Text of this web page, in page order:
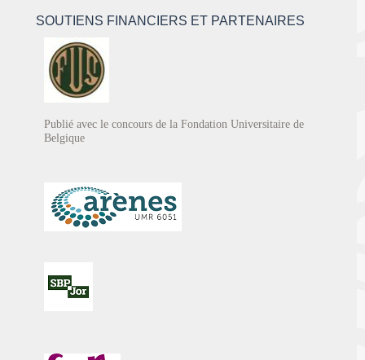
SOUTIENS FINANCIERS ET PARTENAIRES
Publié avec le concours de la Fondation Universitaire de
Belgique